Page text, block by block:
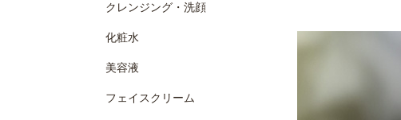
クレンジング・洗顔
化粧水
美容液
フェイスクリーム